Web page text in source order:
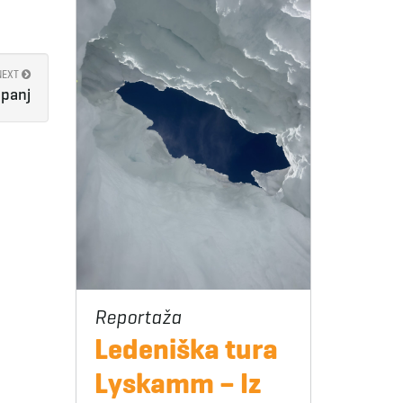
Ledeniška tura
Lyskamm – Iz